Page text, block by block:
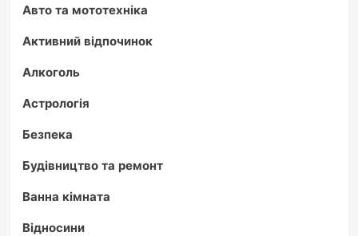
Авто та мототехніка
Активний відпочинок
Алкоголь
Астрологія
Безпека
Будівництво та ремонт
Ванна кімната
Відносини